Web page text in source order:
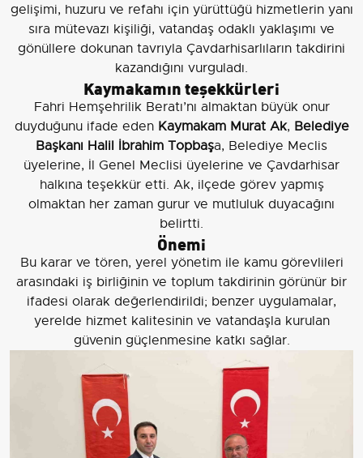
gelişimi, huzuru ve refahı için yürüttüğü hizmetlerin yanı
sıra mütevazı kişiliği, vatandaş odaklı yaklaşımı ve
gönüllere dokunan tavrıyla Çavdarhisarlıların takdirini
kazandığını vurguladı.
Kaymakamın teşekkürleri
Fahri Hemşehrilik Beratı’nı almaktan büyük onur
duyduğunu ifade eden Kaymakam Murat Ak, Belediye
Başkanı Halil İbrahim Topbaşa, Belediye Meclis
üyelerine, İl Genel Meclisi üyelerine ve Çavdarhisar
halkına teşekkür etti. Ak, ilçede görev yapmış
olmaktan her zaman gurur ve mutluluk duyacağını
belirtti.
Önemi
Bu karar ve tören, yerel yönetim ile kamu görevlileri
arasındaki iş birliğinin ve toplum takdirinin görünür bir
ifadesi olarak değerlendirildi; benzer uygulamalar,
yerelde hizmet kalitesinin ve vatandaşla kurulan
güvenin güçlenmesine katkı sağlar.